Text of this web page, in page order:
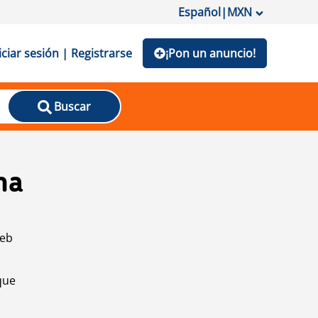
Español|MXN
sesión | Registrarse ¡Pon un anuncio!
Buscar